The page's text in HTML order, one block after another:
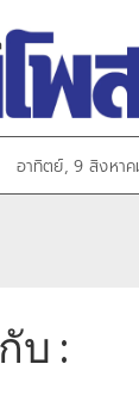
อาทิตย์, 9 สิงหา
บ :